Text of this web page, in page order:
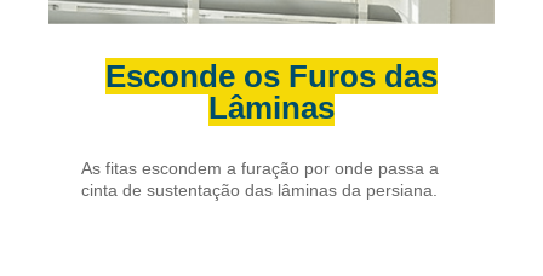
Esconde os Furos das
Lâminas
As fitas escondem a furação por onde passa a
cinta de sustentação das lâminas da persiana.